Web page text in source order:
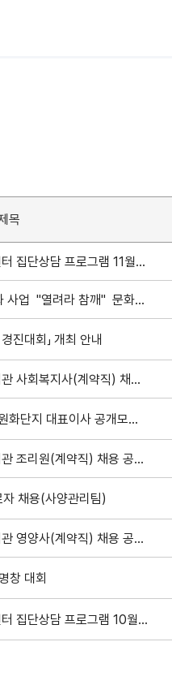
목
[무료교육] 경주여성새로일하기센터 집단상담 프로그램 11월 일정 안내
[공연] 2025년 전수교육관 활성화 사업 "열려라 참깨" 문화공감, 세대공감 HOT & COOL 하반기 교육생 발표회
진대회」 개최 안내
[채용공고] 경주시장애인종합복지관 사회복지사(계약직) 채용 공고
[채용공고]2025년 경주시종합자원화단지 대표이사 공개모집 공고
[채용공고] 경주시장애인종합복지관 조리원(계약직) 채용 공고
채용(사양관리팀)
[채용공고] 경주시장애인종합복지관 영양사(계약직) 채용 공고
창 대회
[무료교육] 경주여성새로일하기센터 집단상담 프로그램 10월 일정 안내